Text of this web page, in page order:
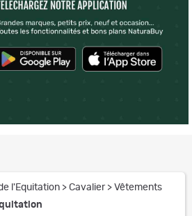
l'Equitation > Cavalier > Vêtements